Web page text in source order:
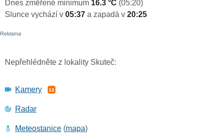
Dnes změřené minimum 16.3 °C (05:20)
Slunce vychází v 05:37 a zapadá v 20:25
Nepřehlédněte z lokality Skuteč:
Kamery 10
Radar
Meteostanice (mapa)